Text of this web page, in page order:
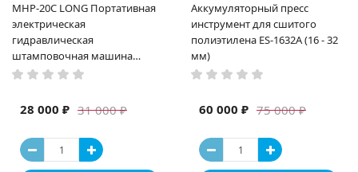
MHP-20C LONG Портативная
электрическая
гидравлическая
штамповочная машина
высокая мощность и мощный
машина
31 000 ₽
28 000 ₽
Аккумуляторный пресс
инструмент для сшитого
полиэтилена ES-1632A (16 - 32
мм)
75 000 ₽
60 000 ₽